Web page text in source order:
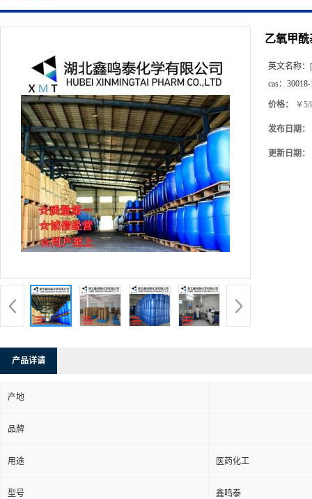
乙氧甲
英文名称：
cas：
价格： ￥5/
发布日期：
更新日期：
产品详请
产地
品牌
用途 医药化工
型号 鑫鸣泰